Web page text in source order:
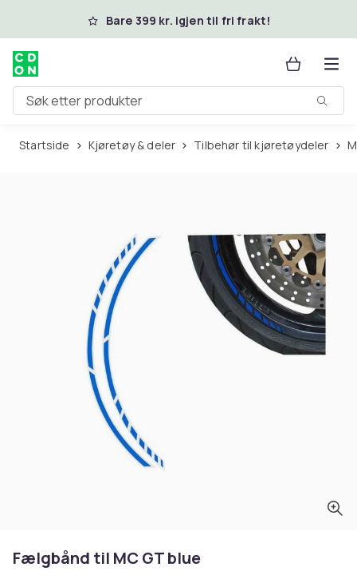
Hopp til hovedinnholdBare 399 kr. igjen til fri frakt!
Søk etter produkter
Startside Kjøretøy & deler Tilbehør til kjøretøydeler
Fælgbånd til MC GT blue